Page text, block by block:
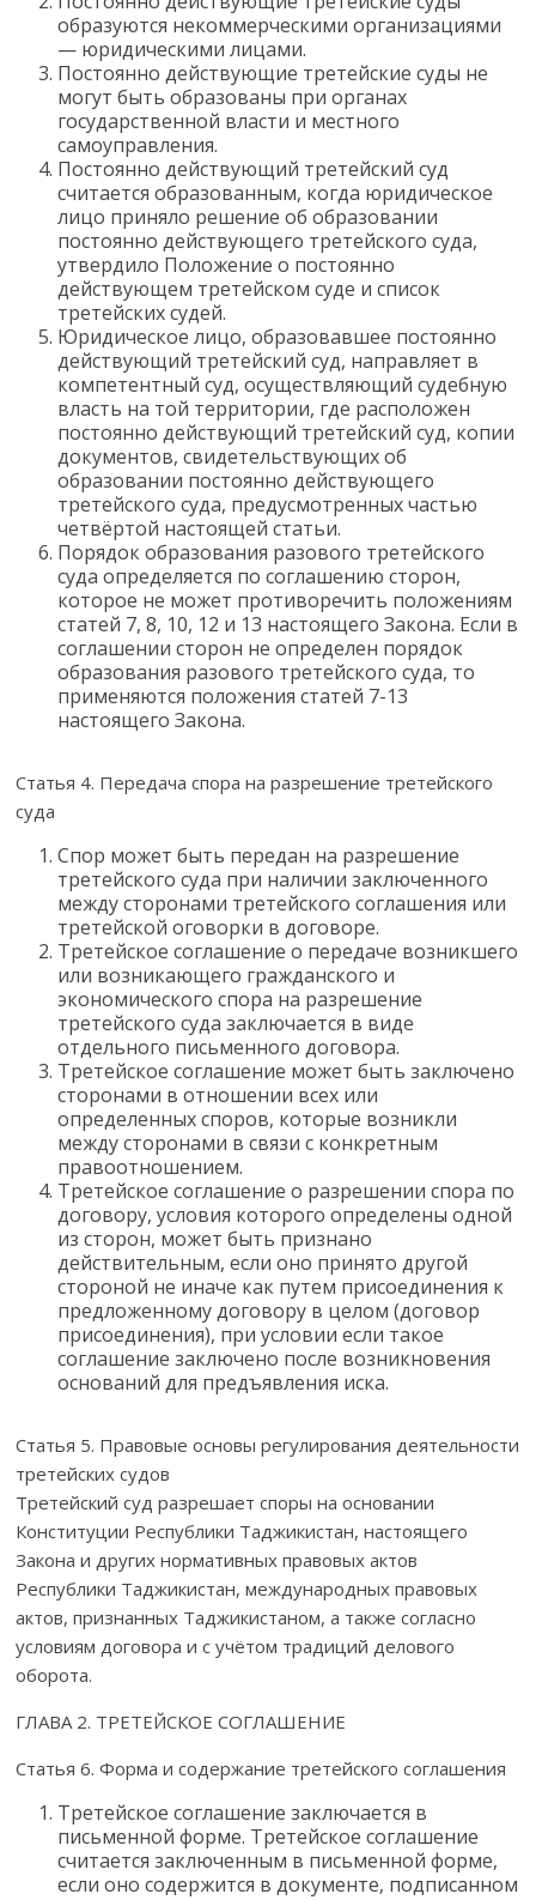
образуются некоммерческими организациями
— юридическими лицами.
Постоянно действующие третейские суды не
могут быть образованы при органах
государственной власти и местного
самоуправления.
Постоянно действующий третейский суд
считается образованным, когда юридическое
лицо приняло решение об образовании
постоянно действующего третейского суда,
утвердило Положение о постоянно
действующем третейском суде и список
третейских судей.
Юридическое лицо, образовавшее постоянно
действующий третейский суд, направляет в
компетентный суд, осуществляющий судебную
власть на той территории, где расположен
постоянно действующий третейский суд, копии
документов, свидетельствующих об
образовании постоянно действующего
третейского суда, предусмотренных частью
четвёртой настоящей статьи.
Порядок образования разового третейского
суда определяется по соглашению сторон,
которое не может противоречить положениям
статей 7, 8, 10, 12 и 13 настоящего Закона. Если в
соглашении сторон не определен порядок
образования разового третейского суда, то
применяются положения статей 7-13
настоящего Закона.
Статья 4. Передача спора на разрешение третейского
суда
Спор может быть передан на разрешение
третейского суда при наличии заключенного
между сторонами третейского соглашения или
третейской оговорки в договоре.
Третейское соглашение о передаче возникшего
или возникающего гражданского и
экономического спора на разрешение
третейского суда заключается в виде
отдельного письменного договора.
Третейское соглашение может быть заключено
сторонами в отношении всех или
определенных споров, которые возникли
между сторонами в связи с конкретным
правоотношением.
Третейское соглашение о разрешении спора по
договору, условия которого определены одной
из сторон, может быть признано
действительным, если оно принято другой
стороной не иначе как путем присоединения к
предложенному договору в целом (договор
присоединения), при условии если такое
соглашение заключено после возникновения
оснований для предъявления иска.
Статья 5. Правовые основы регулирования деятельности
третейских судов
Третейский суд разрешает споры на основании
Конституции Республики Таджикистан, настоящего
Закона и других нормативных правовых актов
Республики Таджикистан, международных правовых
актов, признанных Таджикистаном, а также согласно
условиям договора и с учётом традиций делового
оборота.
ГЛАВА 2. ТРЕТЕЙСКОЕ СОГЛАШЕНИЕ
Статья 6. Форма и содержание третейского соглашения
Третейское соглашение заключается в
письменной форме. Третейское соглашение
считается заключенным в письменной форме,
если оно содержится в документе, подписанном